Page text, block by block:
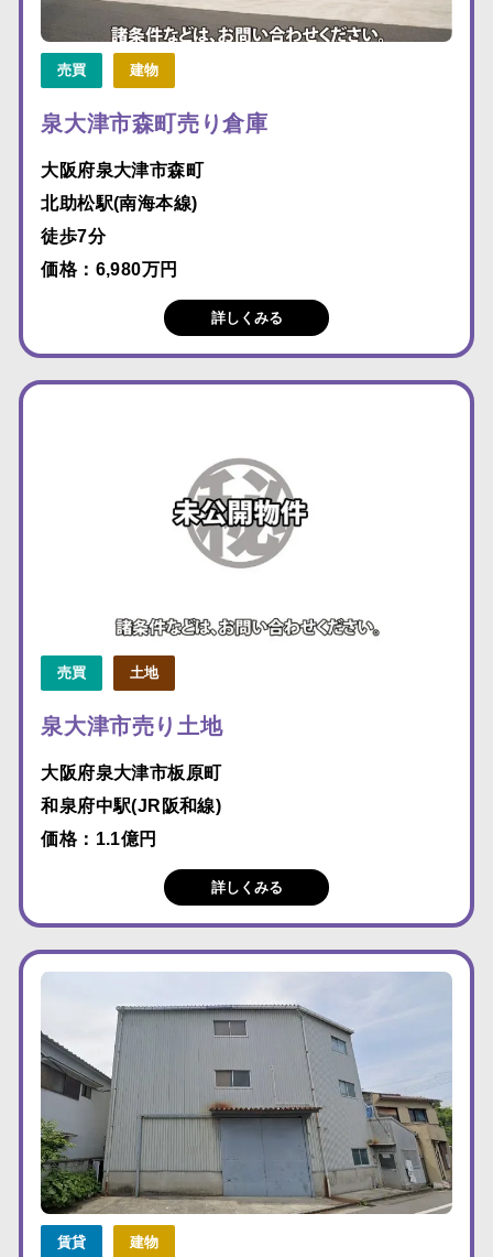
売買 建物
泉大津市森町売り倉庫
大阪府泉大津市森町
北助松駅(南海本線)
徒歩7分
価格：6,980万円
詳しくみる
売買 土地
泉大津市売り土地
大阪府泉大津市板原町
和泉府中駅(JR阪和線)
価格：1.1億円
詳しくみる
賃貸 建物